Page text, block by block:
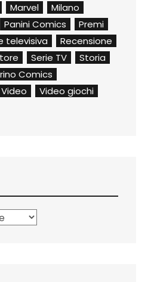
Marvel
Milano
Panini Comics
Premi
televisiva
Recensione
Serie TV
Storia
Comics
Video
Video giochi